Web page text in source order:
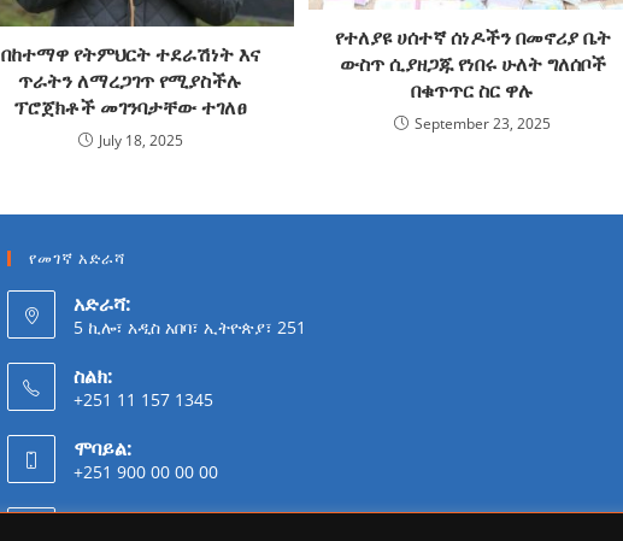
በከተማዋ የትምህርት ተደራሽነት እና
ጥራትን ለማረጋገጥ የሚያስችሉ
ፕሮጀክቶች መገንባታቸው ተገለፀ
July 18, 2025
የተለያዩ ሀሰተኛ ሰነዶችን በመኖሪያ ቤት
ውስጥ ሲያዘጋጁ የነበሩ ሁለት ግለሰቦች
በቁጥጥር ስር ዋሉ
September 23, 2025
የመገኛ አድራሻ
አድራሻ:
5 ኪሎ፣ አዲስ አበባ፣ ኢትዮጵያ፣ 251
ስልክ:
+251 11 157 1345
ሞባይል:
+251 900 00 00 00
ፋክስ: